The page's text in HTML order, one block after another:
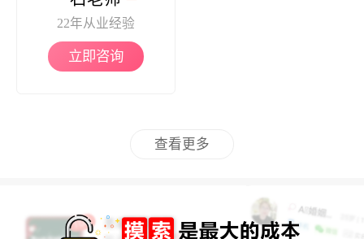
22年从业经验
立即咨询
查看更多